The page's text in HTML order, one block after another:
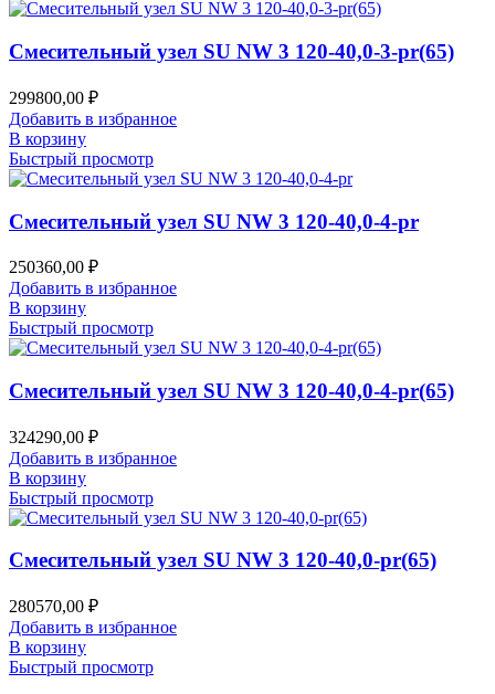
Смесительный узел SU NW 3 120-40,0-3-pr(65)
299800,00 ₽
Добавить в избранное
В корзину
Быстрый просмотр
Смесительный узел SU NW 3 120-40,0-4-pr
250360,00 ₽
Добавить в избранное
В корзину
Быстрый просмотр
Смесительный узел SU NW 3 120-40,0-4-pr(65)
324290,00 ₽
Добавить в избранное
В корзину
Быстрый просмотр
Смесительный узел SU NW 3 120-40,0-pr(65)
280570,00 ₽
Добавить в избранное
В корзину
Быстрый просмотр